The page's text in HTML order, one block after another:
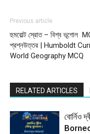
Previous article
হুমবোল্ট স্রোত – বিশ্ব ভূগোল
প্রশ্নউত্তর | Humboldt
World Geography MCQ
RELATED ARTICLES
বোর্নিও